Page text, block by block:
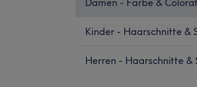
Kinder - Haarschnitte &
Herren - Haarschnitte &